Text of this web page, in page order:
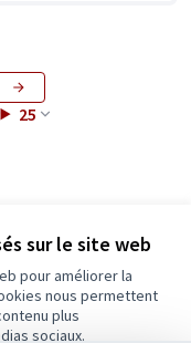
sur le site web
pour améliorer la
nous permettent
plus
sociaux.
25